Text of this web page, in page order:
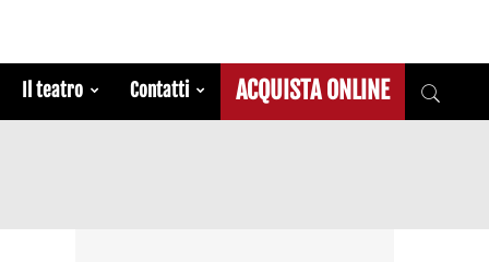
Il teatro Contatti ACQUISTA ONLINE